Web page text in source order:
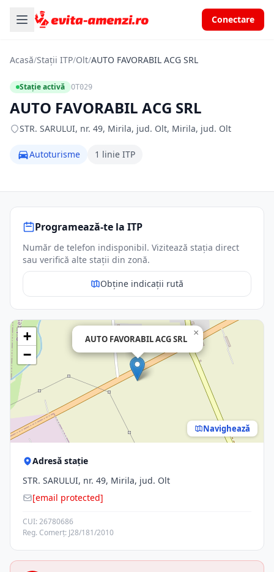
Conectare
Acasă/Stații ITP/Olt/AUTO FAVORABIL ACG SRL
Stație activă OT029
AUTO FAVORABIL ACG SRL
STR. SARULUI, nr. 49, Mirila, jud. Olt, Mirila, jud. Olt
Autoturisme 1 linie ITP
Programează-te la ITP
Număr de telefon indisponibil. Vizitează stația direct
sau verifică alte stații din zonă.
Obține indicații rută
AUTO FAVORABIL ACG SRL
×
+
−
Navighează
Adresă stație
STR. SARULUI, nr. 49, Mirila, jud. Olt
[email protected]
CUI: 26780686
Reg. Comerț: J28/181/2010